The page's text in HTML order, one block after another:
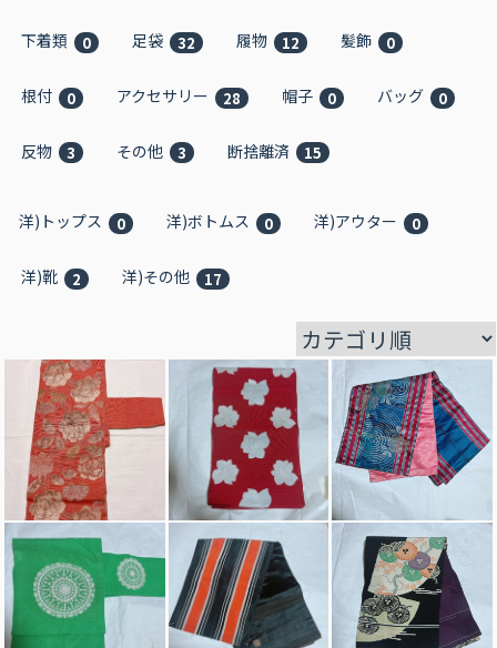
下着類 0 足袋 32 履物 12 髪飾 0
根付 0 アクセサリー 28 帽子 0 バッグ 0
反物 3 その他 3 断捨離済 15
洋)トップス 0 洋)ボトムス 0 洋)アウター 0
洋)靴 2 洋)その他 17